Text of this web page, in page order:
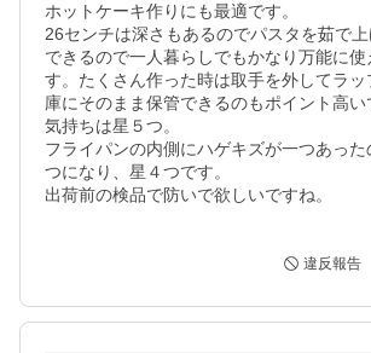
ホットケーキ作りにも最適です。
26センチは深さもあるのでパスタを茹で
できるので一人暮らしでもかなり万能に
す。たくさん作った時は取手を外してラ
庫にそのまま保管できるのもポイント高い
気持ちは星５つ。
フライパンの内側にハゲキズが一つあった
つになり、星４つです。
違反報告